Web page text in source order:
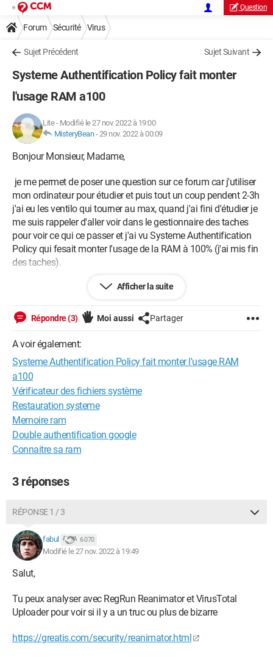
Question
Forum Sécurité Virus
Sujet Précédent Sujet Suivant
Systeme Authentification Policy fait monter
l'usage RAM a100
Lite- Modifié le 27 nov. 2022 à 19:00
MisteryBean-29 nov. 2022 à 00:09
Bonjour Monsieur, Madame,
je me permet de poser une question sur ce forum car j'utiliser
mon ordinateur pour étudier et puis tout un coup pendent 2-3h
j'ai eu les ventilo qui tourner au max, quand j'ai fini d'étudier je
me suis rappeler d'aller voir dans le gestionnaire des taches
pour voir ce qui ce passer et j'ai vu Systeme Authentification
Policy qui fesait monter l'usage de la RAM à 100% (j'ai mis fin
des taches).
Quelqu'un pourrait mexpliquer qu'est-ce-que c'est cela et
arriver et comment.
Vous trouverez ci-joint un screen du probleme
NB: c'est un ordinateur neuf acheter il y a deux semaine
Merci à toutes réponse à mon probleme.
Afficher la suite
Répondre (3) Moi aussi Partager
A voir également:
Systeme Authentification Policy fait monter l'usage RAM
a100
Vérificateur des fichiers système
Restauration systeme
Memoire ram
Double authentification google
Connaitre sa ram
3 réponses
RÉPONSE 1 / 3
fabul 6 070
Modifié le 27 nov. 2022 à 19:49
Salut,
Tu peux analyser avec RegRun Reanimator et VirusTotal
Uploader pour voir si il y a un truc ou plus de bizarre
https://greatis.com/security/reanimator.html